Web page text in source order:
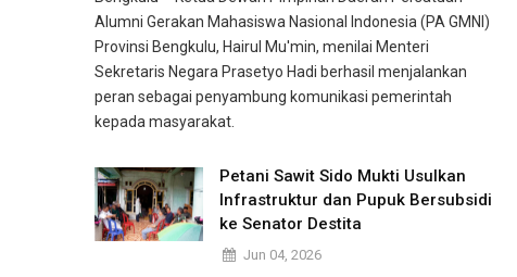
Alumni Gerakan Mahasiswa Nasional Indonesia (PA GMNI)
Provinsi Bengkulu, Hairul Mu'min, menilai Menteri
Sekretaris Negara Prasetyo Hadi berhasil menjalankan
peran sebagai penyambung komunikasi pemerintah
kepada masyarakat.
Petani Sawit Sido Mukti Usulkan
Infrastruktur dan Pupuk Bersubsidi
ke Senator Destita
Jun 04, 2026